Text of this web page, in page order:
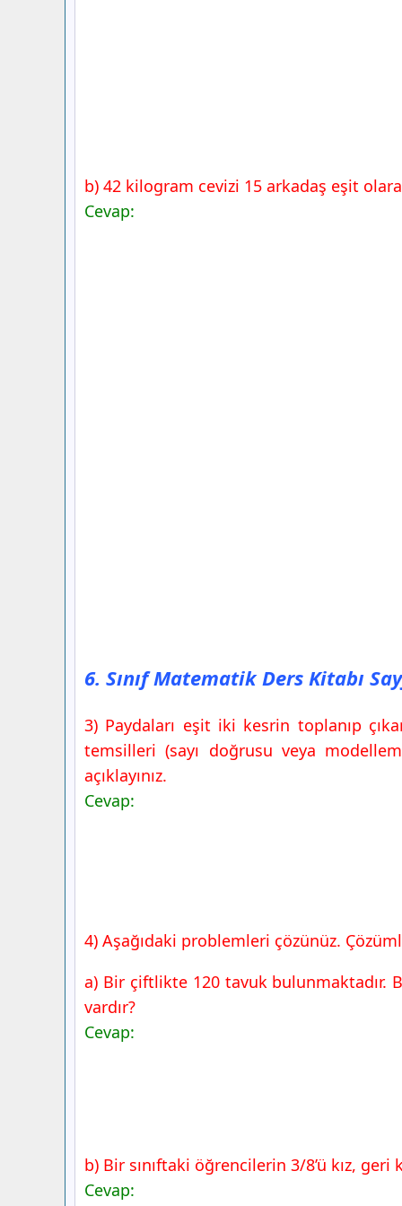
b) 42 kilogram cevizi 15 arkadaş eşit
Cevap:
6. Sınıf Matematik Ders Kitabı
3) Paydaları eşit iki kesrin toplanıp
temsilleri (sayı doğrusu veya
açıklayınız.
Cevap:
4) Aşağıdaki problemleri çözünüz.
a) Bir çiftlikte 120 tavuk bulunmaktadır.
vardır?
Cevap:
b) Bir sınıftaki öğrencilerin 3/8’ü kız, geri
Cevap: